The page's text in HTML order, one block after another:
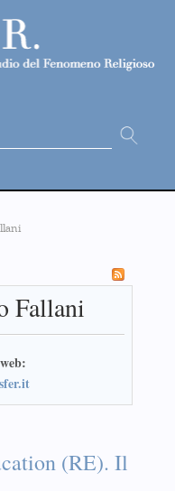
Fallani
(RE). Il